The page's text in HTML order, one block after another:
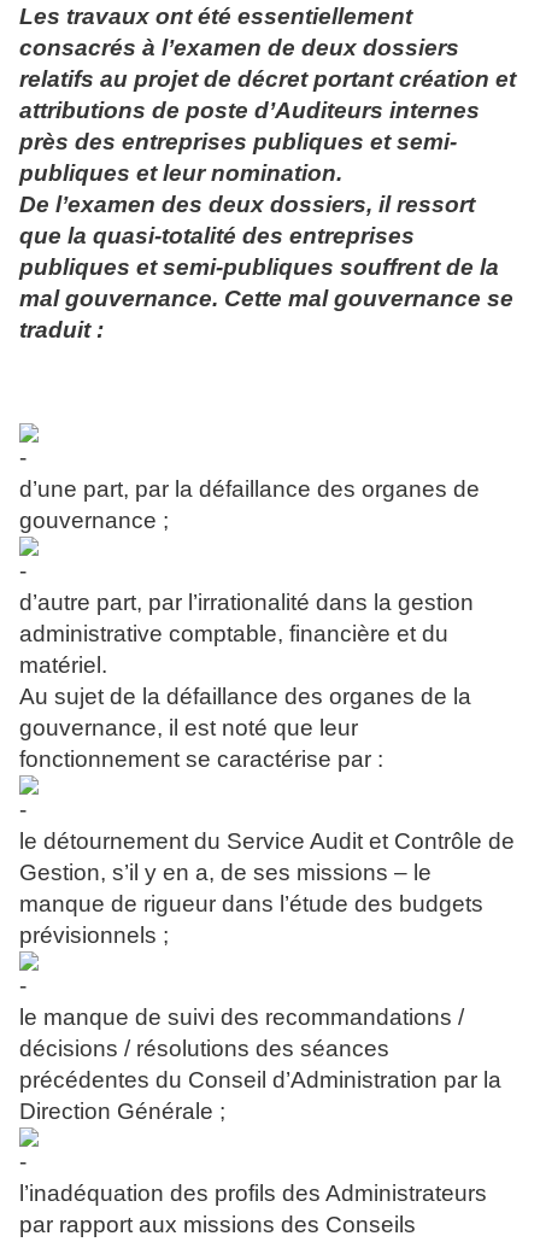
Les travaux ont été essentiellement
consacrés à l’examen de deux dossiers
relatifs au projet de décret portant création et
attributions de poste d’Auditeurs internes
près des entreprises publiques et semi-
publiques et leur nomination.
De l’examen des deux dossiers, il ressort
que la quasi-totalité des entreprises
publiques et semi-publiques souffrent de la
mal gouvernance. Cette mal gouvernance se
traduit :
d’une part, par la défaillance des organes de
gouvernance ;
d’autre part, par l’irrationalité dans la gestion
administrative comptable, financière et du
matériel.
Au sujet de la défaillance des organes de la
gouvernance, il est noté que leur
fonctionnement se caractérise par :
le détournement du Service Audit et Contrôle de
Gestion, s’il y en a, de ses missions – le
manque de rigueur dans l’étude des budgets
prévisionnels ;
le manque de suivi des recommandations /
décisions / résolutions des séances
précédentes du Conseil d’Administration par la
Direction Générale ;
l’inadéquation des profils des Administrateurs
par rapport aux missions des Conseils